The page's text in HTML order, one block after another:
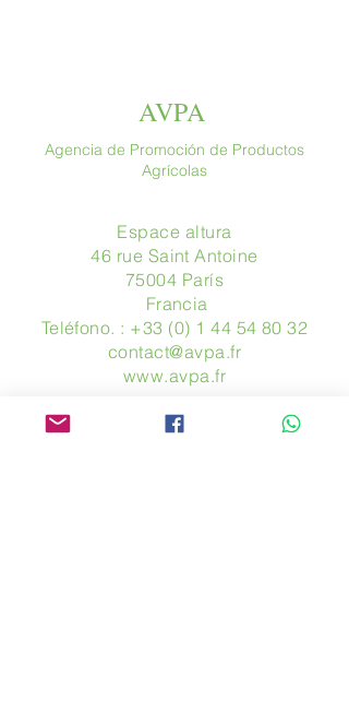
AVPA
Agencia de Promoción de Productos
Agrícolas
Espace altura
46 rue Saint Antoine
75004 París
​ Francia
Teléfono. : +33 (0) 1 44 54 80 32
contact@avpa.fr
www.avpa.fr